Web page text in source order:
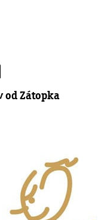
od Zátopka